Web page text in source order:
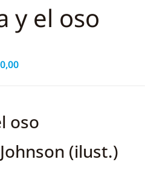
y el oso
oso
(ilust.)